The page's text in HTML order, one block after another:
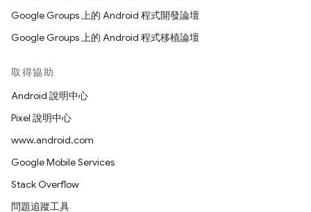
Google Groups 上的 Android 程式開發論壇
Google Groups 上的 Android 程式移植論壇
取得協助
Android 說明中心
Pixel 說明中心
www.android.com
Google Mobile Services
Stack Overflow
問題追蹤工具